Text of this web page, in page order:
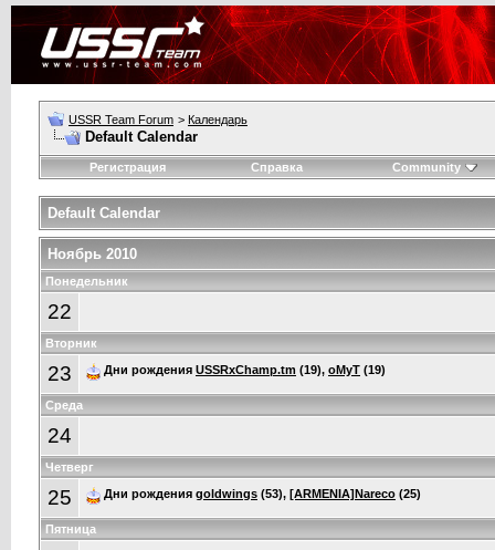
USSR Team Forum > Календарь
Default Calendar
Регистрация Справка Community
Default Calendar
Ноябрь 2010
Понедельник
22
Вторник
23 Дни рождения USSRxChamp.tm (19), oMyT (19)
Среда
24
Четверг
25 Дни рождения goldwings (53), [ARMENIA]Nareco (25)
Пятница